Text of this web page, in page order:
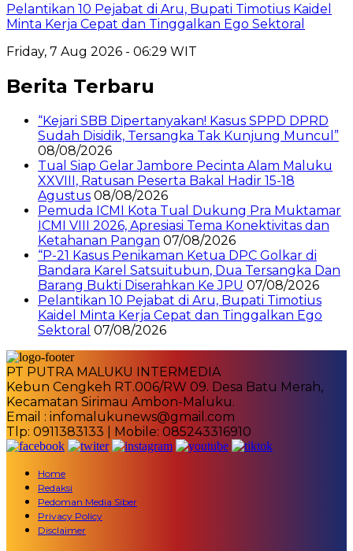
Pelantikan 10 Pejabat di Aru, Bupati Timotius Kaidel
Minta Kerja Cepat dan Tinggalkan Ego Sektoral
Friday, 7 Aug 2026 - 06:29 WIT
Berita Terbaru
“Kejari SBB Dipertanyakan! Kasus SPPD DPRD
Sudah Disidik, Tersangka Tak Kunjung Muncul”
08/08/2026
Tual Siap Gelar Jambore Pecinta Alam Maluku
XXVIII, Ratusan Peserta Bakal Hadir 15-18
Agustus 08/08/2026
Pemuda ICMI Kota Tual Dukung Pra Muktamar
ICMI VIII 2026, Apresiasi Tema Konektivitas dan
Ketahanan Pangan 07/08/2026
“P-21 Kasus Penikaman Ketua DPC Golkar di
Bandara Karel Satsuitubun, Dua Tersangka Dan
Barang Bukti Diserahkan Ke JPU 07/08/2026
Pelantikan 10 Pejabat di Aru, Bupati Timotius
Kaidel Minta Kerja Cepat dan Tinggalkan Ego
Sektoral 07/08/2026
PT PUTRA MALUKU INTERMEDIA
Kebun Cengkeh RT.006/RW 09. Desa Batu Merah,
Kecamatan Sirimau Ambon-Maluku.
Email : infomalukunews@gmail.com
Tlp: 0911383133 | Mobile: 085243316910
Home
Redaksi
Pedoman Media Siber
Privacy Policy
Disclaimer